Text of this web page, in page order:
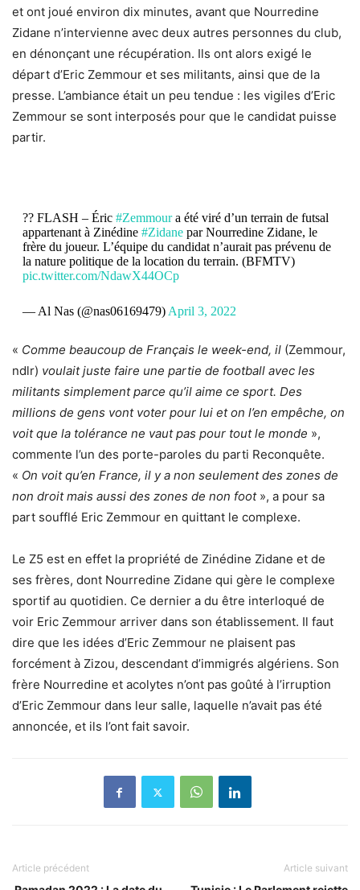
et ont joué environ dix minutes, avant que Nourredine
Zidane n’intervienne avec deux autres personnes du club,
en dénonçant une récupération. Ils ont alors exigé le
départ d’Eric Zemmour et ses militants, ainsi que de la
presse. L’ambiance était un peu tendue : les vigiles d’Eric
Zemmour se sont interposés pour que le candidat puisse
partir.
?? FLASH – Éric #Zemmoura été viré d’un terrain de futsal
appartenant à Zinédine #Zidanepar Nourredine Zidane, le
frère du joueur. L’équipe du candidat n’aurait pas prévenu de
la nature politique de la location du terrain. (BFMTV)
pic.twitter.com/NdawX44OCp
— Al Nas (@nas06169479)April 3, 2022
« Comme beaucoup de Français le week-end, il (Zemmour,
ndlr) voulait juste faire une partie de football avec les
militants simplement parce qu’il aime ce sport. Des
millions de gens vont voter pour lui et on l’en empêche, on
voit que la tolérance ne vaut pas pour tout le monde »,
commente l’un des porte-paroles du parti Reconquête.
« On voit qu’en France, il y a non seulement des zones de
non droit mais aussi des zones de non foot », a pour sa
part soufflé Eric Zemmour en quittant le complexe.
Le Z5 est en effet la propriété de Zinédine Zidane et de
ses frères, dont Nourredine Zidane qui gère le complexe
sportif au quotidien. Ce dernier a du être interloqué de
voir Eric Zemmour arriver dans son établissement. Il faut
dire que les idées d’Eric Zemmour ne plaisent pas
forcément à Zizou, descendant d’immigrés algériens. Son
frère Nourredine et acolytes n’ont pas goûté à l’irruption
d’Eric Zemmour dans leur salle, laquelle n’avait pas été
annoncée, et ils l’ont fait savoir.
Article précédent Article suivant